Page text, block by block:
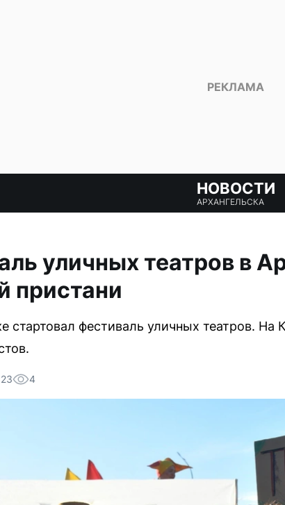
НОВОСТИ
АРХАНГЕЛЬСКА
уличных театров в
пристани
стартовал фестиваль уличных театров.
4